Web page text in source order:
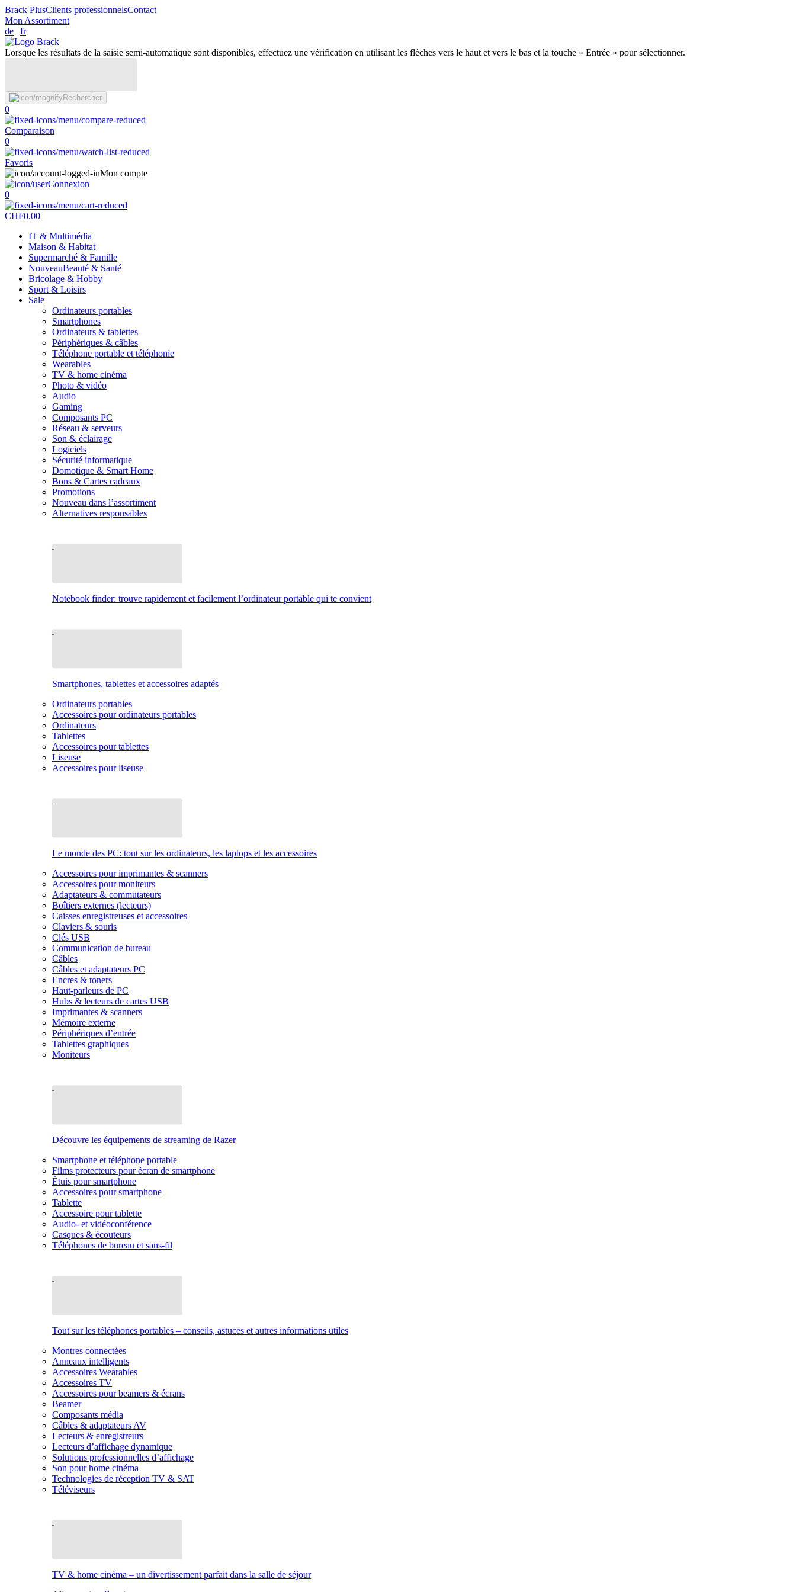
Brack PlusClients professionnelsContact
Mon Assortiment
de | fr
Lorsque les résultats de la saisie semi-automatique sont disponibles, effectuez une vérification en utilisant les flèches vers le haut et vers le bas et la touche « Entrée » pour sélectionner.
Rechercher
0
Comparaison
0
Favoris
Mon compte
Connexion
0
CHF0.00
IT & Multimédia
Maison & Habitat
Supermarché & Famille
NouveauBeauté & Santé
Bricolage & Hobby
Sport & Loisirs
Sale
Ordinateurs portables
Smartphones
Ordinateurs & tablettes
Périphériques & câbles
Téléphone portable et téléphonie
Wearables
TV & home cinéma
Photo & vidéo
Audio
Gaming
Composants PC
Réseau & serveurs
Son & éclairage
Logiciels
Sécurité informatique
Domotique & Smart Home
Bons & Cartes cadeaux
Promotions
Nouveau dans l’assortiment
Alternatives responsables
Notebook finder: trouve rapidement et facilement l’ordinateur portable qui te convient
Smartphones, tablettes et accessoires adaptés
Ordinateurs portables
Accessoires pour ordinateurs portables
Ordinateurs
Tablettes
Accessoires pour tablettes
Liseuse
Accessoires pour liseuse
Le monde des PC: tout sur les ordinateurs, les laptops et les accessoires
Accessoires pour imprimantes & scanners
Accessoires pour moniteurs
Adaptateurs & commutateurs
Boîtiers externes (lecteurs)
Caisses enregistreuses et accessoires
Claviers & souris
Clés USB
Communication de bureau
Câbles
Câbles et adaptateurs PC
Encres & toners
Haut-parleurs de PC
Hubs & lecteurs de cartes USB
Imprimantes & scanners
Mémoire externe
Périphériques d’entrée
Tablettes graphiques
Moniteurs
Découvre les équipements de streaming de Razer
Smartphone et téléphone portable
Films protecteurs pour écran de smartphone
Étuis pour smartphone
Accessoires pour smartphone
Tablette
Accessoire pour tablette
Audio- et vidéoconférence
Casques & écouteurs
Téléphones de bureau et sans-fil
Tout sur les téléphones portables – conseils, astuces et autres informations utiles
Montres connectées
Anneaux intelligents
Accessoires Wearables
Accessoires TV
Accessoires pour beamers & écrans
Beamer
Composants média
Câbles & adaptateurs AV
Lecteurs & enregistreurs
Lecteurs d’affichage dynamique
Solutions professionnelles d’affichage
Son pour home cinéma
Technologies de réception TV & SAT
Téléviseurs
TV & home cinéma – un divertissement parfait dans la salle de séjour